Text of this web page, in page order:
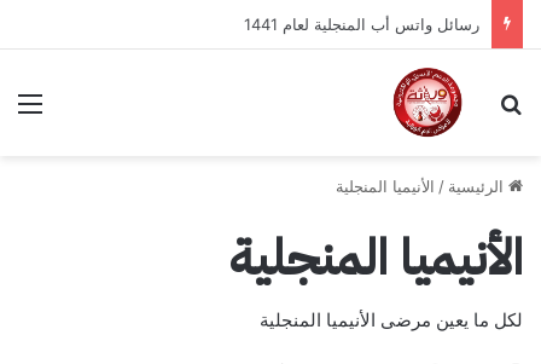
رسائل الواتساب الثلاسيميا لعام 2018 /2019
بحث عن
الرئيسية / الأنيميا المنجلية
الأنيميا المنجلية
لكل ما يعين مرضى الأنيميا المنجلية